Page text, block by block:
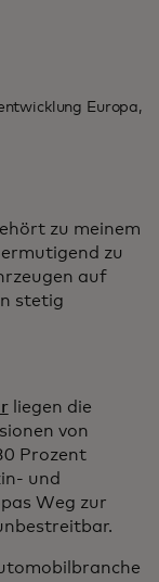
Europa,
zu meinem
zu
auf
stetig
liegen die
von
Prozent
und
Weg zur